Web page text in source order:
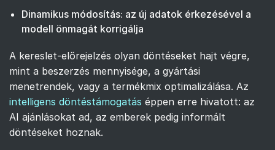
Dinamikus módosítás: az új adatok érkezésével a
modell önmagát korrigálja
A kereslet-előrejelzés olyan döntéseket hajt végre,
mint a beszerzés mennyisége, a gyártási
menetrendek, vagy a termékmix optimalizálása. Az
intelligens döntéstámogatás éppen erre hivatott: az
AI ajánlásokat ad, az emberek pedig informált
döntéseket hoznak.